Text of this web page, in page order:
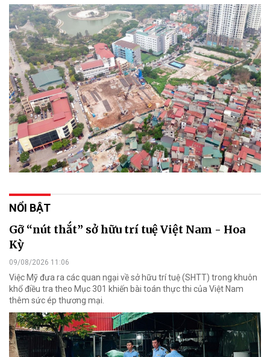
NỔI BẬT
Gỡ “nút thắt” sở hữu trí tuệ Việt Nam - Hoa
Kỳ
09/08/2026 11:06
Việc Mỹ đưa ra các quan ngại về sở hữu trí tuệ (SHTT) trong khuôn
khổ điều tra theo Mục 301 khiến bài toán thực thi của Việt Nam
thêm sức ép thương mại.